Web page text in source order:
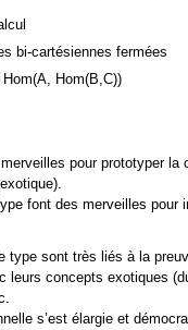
bi-cartésiennes fermées
Hom(B,C))
pour prototyper la
font des merveilles pour
type sont très liés à la
concepts exotiques
s’est élargie et